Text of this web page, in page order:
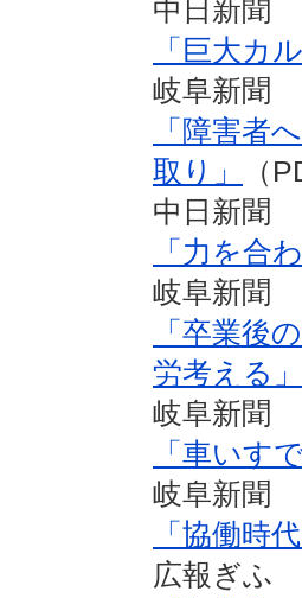
中日新聞
「巨大カ
岐阜新聞
「障害
取り」
（
中日新聞
「力を合
岐阜新聞
「卒業後
労考える」
岐阜新聞
「車いす
岐阜新聞
「協働時
広報ぎふ